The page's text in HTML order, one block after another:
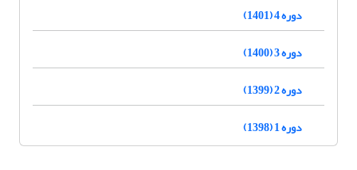
دوره 4 (1401)
دوره 3 (1400)
دوره 2 (1399)
دوره 1 (1398)